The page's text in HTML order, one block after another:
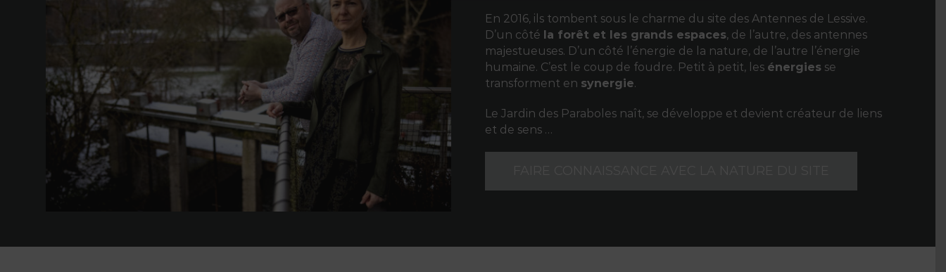
En 2016, ils tombent sous le charme du site des Antennes de Lessive.
D’un côté la forêt et les grands espaces, de l’autre, des antennes
majestueuses. D’un côté l’énergie de la nature, de l’autre l’énergie
humaine. C’est le coup de foudre. Petit à petit, les énergiesse
transforment en synergie.
Le Jardin des Paraboles naît, se développe et devient créateur de liens
et de sens …